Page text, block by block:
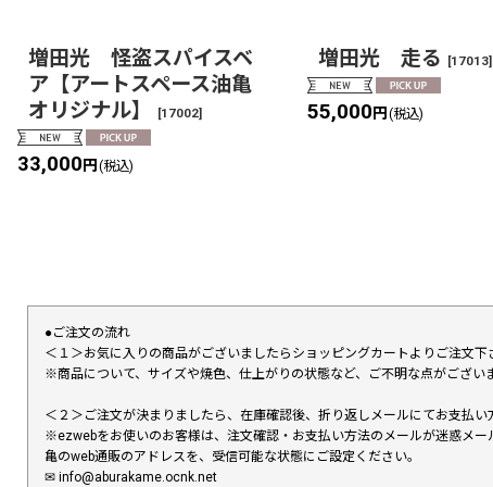
増田光 怪盗スパイスベ
ア【アートスペース油亀
オリジナル】
[17002]
33,000円 (税込)
増田光 走る [17013]
55,000円 (税込)
●ご注文の流れ
＜１＞お気に入りの商品がございましたらショッピングカートよりご注文下
※商品について、サイズや焼色、仕上がりの状態など、ご不明な点がござ
＜２＞ご注文が決まりましたら、在庫確認後、折り返しメールにてお支払い
※ezwebをお使いのお客様は、注文確認・お支払い方法のメールが迷惑メ
亀のweb通販のアドレスを、受信可能な状態にご設定ください。
✉︎ info@aburakame.ocnk.net